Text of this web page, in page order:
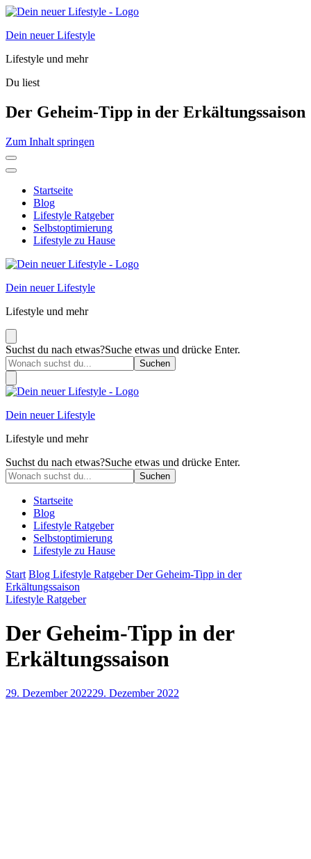
Dein neuer Lifestyle
Lifestyle und mehr
Du liest
Der Geheim-Tipp in der Erkältungssaison
Zum Inhalt springen
Startseite
Blog
Lifestyle Ratgeber
Selbstoptimierung
Lifestyle zu Hause
Dein neuer Lifestyle
Lifestyle und mehr
Suchst du nach etwas?Suche etwas und drücke Enter.
Dein neuer Lifestyle
Lifestyle und mehr
Suchst du nach etwas?Suche etwas und drücke Enter.
Startseite
Blog
Lifestyle Ratgeber
Selbstoptimierung
Lifestyle zu Hause
Start Blog Lifestyle RatgeberDer Geheim-Tipp in der
Erkältungssaison
Lifestyle Ratgeber
Der Geheim-Tipp in der
Erkältungssaison
29. Dezember 202229. Dezember 2022